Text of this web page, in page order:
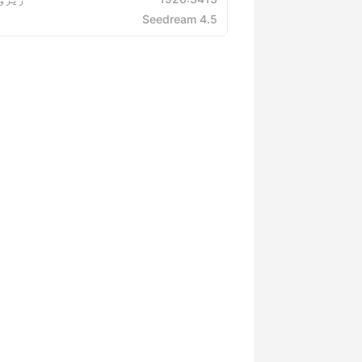
Seedream 4.5